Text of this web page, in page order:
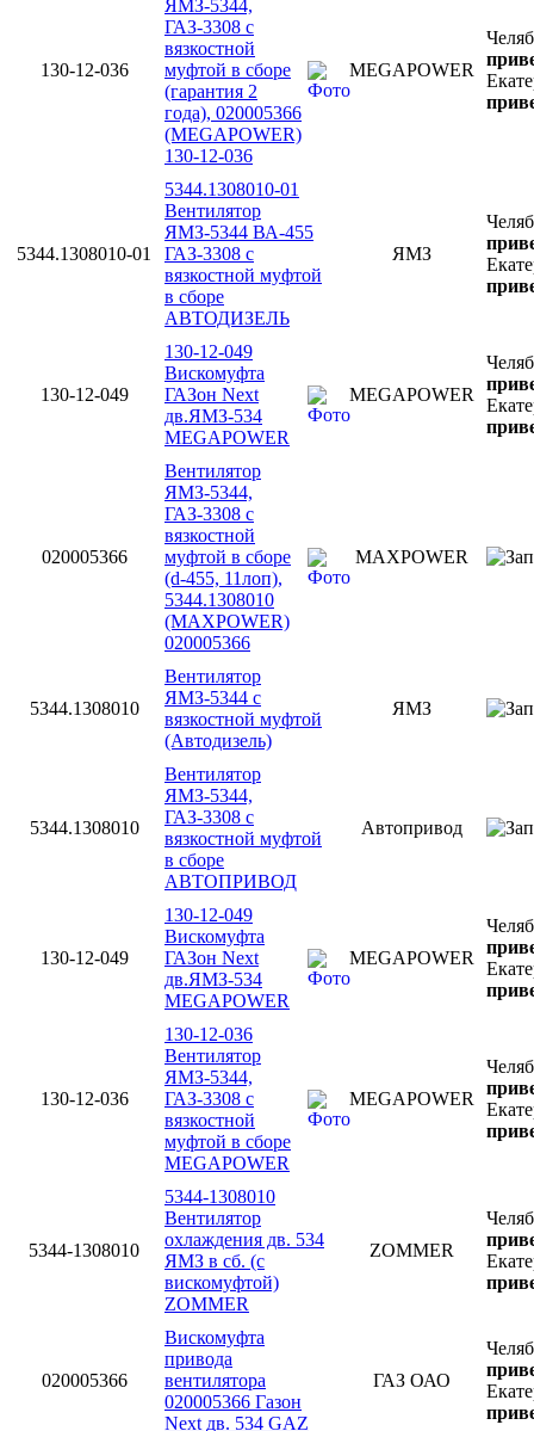
130-12-036
ЯМЗ-5344,
ГАЗ-3308 с
вязкостной
муфтой в сборе
(гарантия 2
года), 020005366
(MEGAPOWER)
130-12-036
MEGAPOWER
5344.1308010-01
5344.1308010-01
Вентилятор
ЯМЗ-5344 ВА-455
ГАЗ-3308 с
вязкостной муфтой
в сборе
АВТОДИЗЕЛЬ
ЯМЗ
130-12-049
130-12-049
Вискомуфта
ГАЗон Next
дв.ЯМЗ-534
MEGAPOWER
MEGAPOWER
020005366
Вентилятор
ЯМЗ-5344,
ГАЗ-3308 с
вязкостной
муфтой в сборе
(d-455, 11лоп),
5344.1308010
(MAXPOWER)
020005366
MAXPOWER
5344.1308010
Вентилятор
ЯМЗ-5344 с
вязкостной муфтой
(Автодизель)
ЯМЗ
5344.1308010
Вентилятор
ЯМЗ-5344,
ГАЗ-3308 с
вязкостной муфтой
в сборе
АВТОПРИВОД
Автопривод
130-12-049
130-12-049
Вискомуфта
ГАЗон Next
дв.ЯМЗ-534
MEGAPOWER
MEGAPOWER
130-12-036
130-12-036
Вентилятор
ЯМЗ-5344,
ГАЗ-3308 с
вязкостной
муфтой в сборе
MEGAPOWER
MEGAPOWER
5344-1308010
5344-1308010
Вентилятор
охлаждения дв. 534
ЯМЗ в сб. (с
вискомуфтой)
ZOMMER
ZOMMER
020005366
Вискомуфта
привода
вентилятора
020005366 Газон
Next дв. 534 GAZ
ГАЗ ОАО